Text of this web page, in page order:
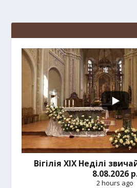
Вігілія ХІХ Неділі
8.08.2026
2 hours ago